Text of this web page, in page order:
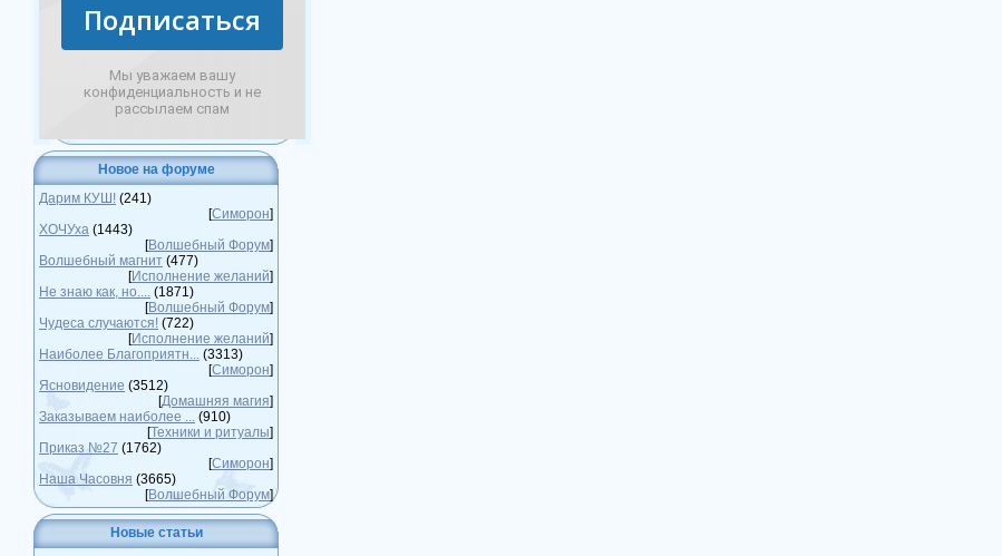
Подписаться
Мы уважаем вашу
конфиденциальность и не
рассылаем спам
Новое на форуме
Дарим КУШ! (241)
[Симорон]
ХОЧУха (1443)
[Волшебный Форум]
Волшебный магнит (477)
[Исполнение желаний]
Не знаю как, но.... (1871)
[Волшебный Форум]
Чудеса случаются! (722)
[Исполнение желаний]
Наиболее Благоприятн... (3313)
[Симорон]
Ясновидение (3512)
[Домашняя магия]
Заказываем наиболее ... (910)
[Техники и ритуалы]
Приказ №27 (1762)
[Симорон]
Наша Часовня (3665)
[Волшебный Форум]
Новые статьи